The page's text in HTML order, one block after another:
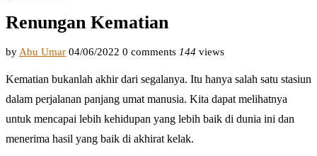
Renungan Kematian
by Abu Umar 04/06/2022 0 comments 144 views
Kematian bukanlah akhir dari segalanya. Itu hanya salah satu stasiun
dalam perjalanan panjang umat manusia. Kita dapat melihatnya
untuk mencapai lebih kehidupan yang lebih baik di dunia ini dan
menerima hasil yang baik di akhirat kelak.